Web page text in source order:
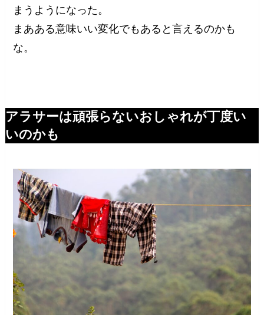
まうようになった。
まあある意味いい変化でもあると言えるのかも
な。
アラサーは頑張らないおしゃれが丁度い
いのかも